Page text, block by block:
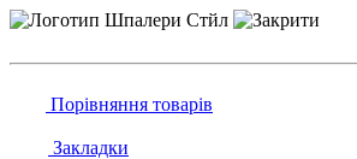
Порівняння товарів
Закладки